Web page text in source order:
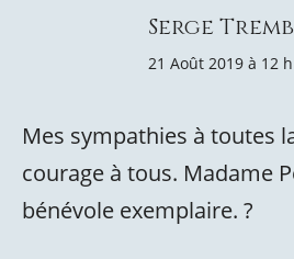
Serge
21 Août 2019 à 12
Mes sympathies à toutes
courage à tous. Madame
bénévole exemplaire. ?